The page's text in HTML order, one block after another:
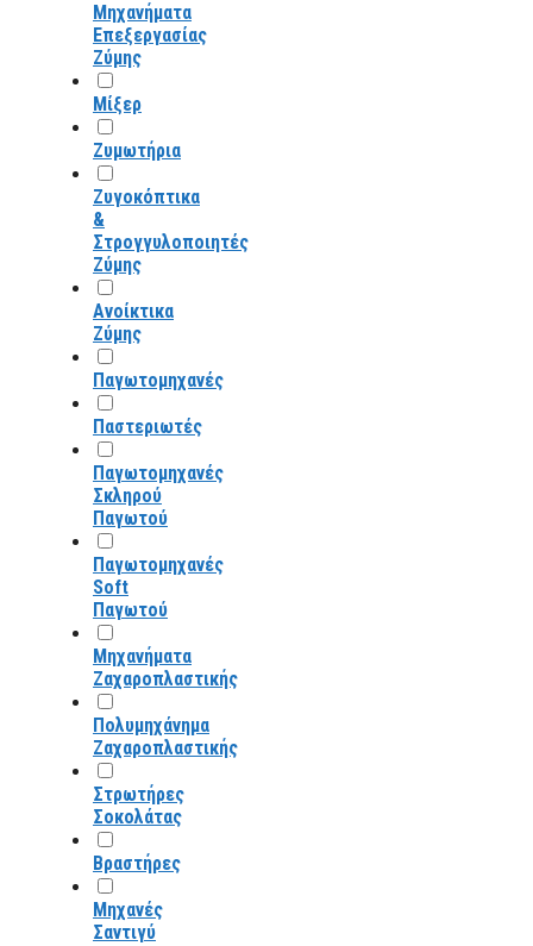
Μηχανήματα
Επεξεργασίας
Ζύμης
Μίξερ
Ζυμωτήρια
Ζυγοκόπτικα
&
Στρογγυλοποιητές
Ζύμης
Ανοίκτικα
Ζύμης
Παγωτομηχανές
Παστεριωτές
Παγωτομηχανές
Σκληρού
Παγωτού
Παγωτομηχανές
Soft
Παγωτού
Μηχανήματα
Ζαχαροπλαστικής
Πολυμηχάνημα
Ζαχαροπλαστικής
Στρωτήρες
Σοκολάτας
Βραστήρες
Μηχανές
Σαντιγύ